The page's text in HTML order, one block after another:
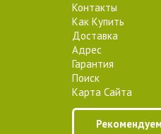
Контакты
Как Купить
Доставка
Адрес
Гарантия
Поиск
Карта Сайта